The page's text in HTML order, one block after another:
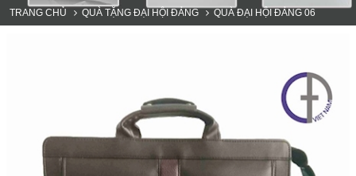
TRANG CHỦ QUÀ TẶNG ĐẠI HỘI ĐẢNG QUÀ ĐẠI HỘI ĐẢNG 06